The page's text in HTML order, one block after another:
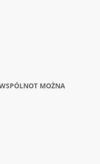
MOŻNA